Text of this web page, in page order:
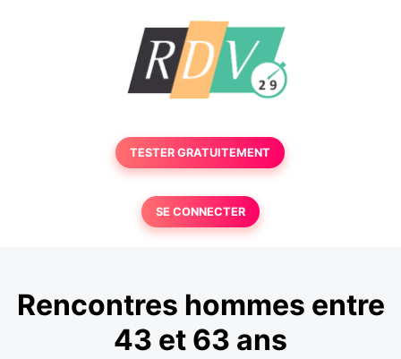
TESTER GRATUITEMENT
SE CONNECTER
Rencontres hommes entre
43 et 63 ans